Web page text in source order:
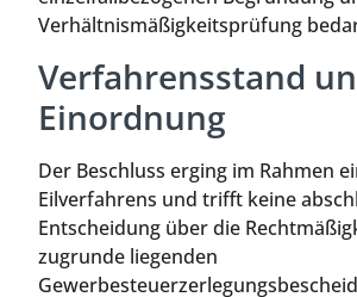
Verhältnismäßigkeitsprüfung
Verfahrensstand
Einordnung
Der Beschluss erging im Rahmen
Eilverfahrens und trifft keine
Entscheidung über die
zugrunde liegenden